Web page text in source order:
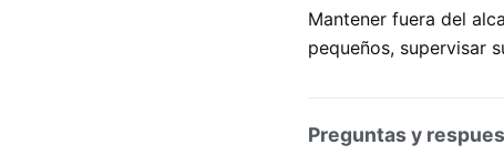
Mantener fuera del
pequeños, supervisar
Preguntas y